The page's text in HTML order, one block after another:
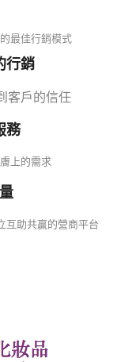
最佳行銷模式
行銷
客戶的信任
務
上的需求
互助共贏的營商平台